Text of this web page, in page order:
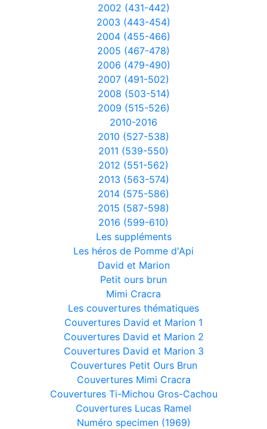
2002 (431-442)
2003 (443-454)
2004 (455-466)
2005 (467-478)
2006 (479-490)
2007 (491-502)
2008 (503-514)
2009 (515-526)
2010-2016
2010 (527-538)
2011 (539-550)
2012 (551-562)
2013 (563-574)
2014 (575-586)
2015 (587-598)
2016 (599-610)
Les suppléments
Les héros de Pomme d'Api
David et Marion
Petit ours brun
Mimi Cracra
Les couvertures thématiques
Couvertures David et Marion 1
Couvertures David et Marion 2
Couvertures David et Marion 3
Couvertures Petit Ours Brun
Couvertures Mimi Cracra
Couvertures Ti-Michou Gros-Cachou
Couvertures Lucas Ramel
Numéro specimen (1969)